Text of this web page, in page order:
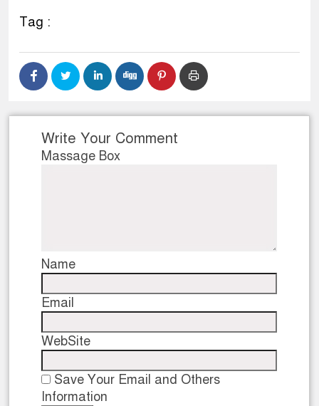
Tag :
Write Your Comment
Massage Box
Name
Email
WebSite
Save Your Email and Others
Information